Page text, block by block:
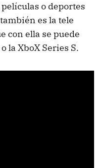
o deportes
es la tele
con ella se puede
la XboX Series S.